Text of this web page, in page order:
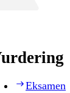
Eksamen